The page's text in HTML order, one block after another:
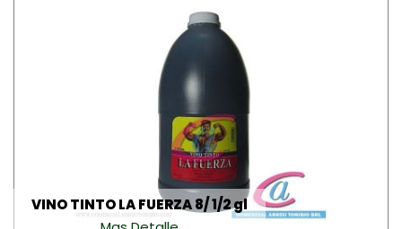
VINO TINTO LA FUERZA 8/ 1/2 gl